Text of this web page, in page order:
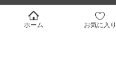
092-707-5311
ホーム お気に入り